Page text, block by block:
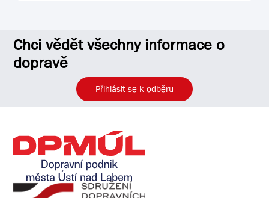
Chci vědět všechny informace o
dopravě
Přihlásit se k odběru